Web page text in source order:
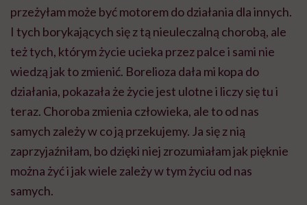
przeżyłam może być motorem do działania dla innych.
I tych borykających się z tą nieuleczalną chorobą, ale
też tych, którym życie ucieka przez palce i sami nie
wiedzą jak to zmienić. Borelioza dała mi kopa do
działania, pokazała że życie jest ulotne i liczy się tu i
teraz. Choroba zmienia człowieka, ale to od nas
samych zależy w co ją przekujemy. Ja się z nią
zaprzyjaźniłam, bo dzięki niej zrozumiałam jak pięknie
można żyć i jak wiele zależy w tym życiu od nas
samych.